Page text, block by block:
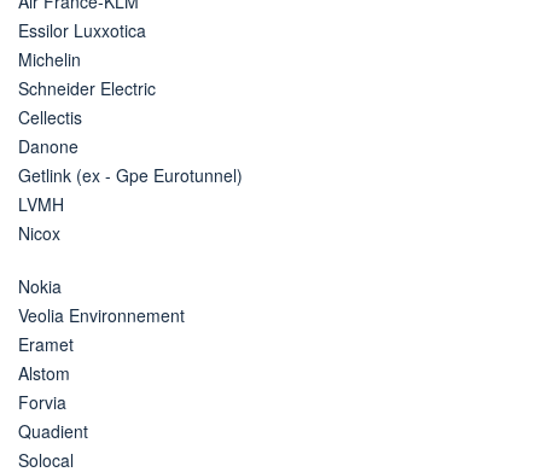
Essilor Luxxotica
Michelin
Schneider Electric
Cellectis
Danone
Getlink (ex - Gpe Eurotunnel)
LVMH
Nicox
Nokia
Veolia Environnement
Eramet
Alstom
Forvia
Quadient
Solocal